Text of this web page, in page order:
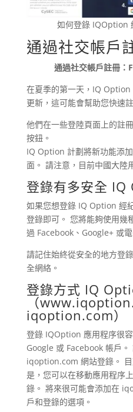
如何登錄 IQOption
通過社交帳戶
通過社交帳戶註冊
在夏季的第一天，IQ
更新，這可能會幫助您快速
他們在一些登陸頁面上的註
按鈕。
IQ Option 計劃將新功能添
面。 請注意，目前中國大陸
登錄有多安全 IQ
如果您想登錄 IQ Option 經
登錄即可。 您將能夠使用幾
過 Facebook、Google+ 或
請記住始終從安全的地方登
全網絡。
登錄方式 IQ
（
iqoption.com）
登錄 IQOption 應用程序很
Google 或 Facebook 帳戶。
iqoption.com 網站登錄。 目
是，您可以在移動應用程序
錄。 將來很可能會添加在
戶和登錄的選項。